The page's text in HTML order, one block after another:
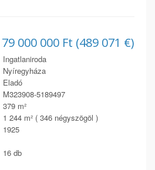
000 000 Ft (489 071 €)
Ingatlaniroda
Nyíregyháza
Eladó
M323908-5189497
379 m²
1 244 m² ( 346 négyszögöl )
1925
16 db